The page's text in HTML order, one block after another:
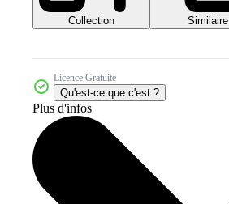
Collection Similaire
Licence Gratuite
Qu'est-ce que c'est ?
Plus d'infos